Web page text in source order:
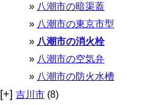
八潮市の暗渠蓋
八潮市の東京市型
八潮市の消火栓
八潮市の空気弁
八潮市の防火水槽
[+] 吉川市 (8)